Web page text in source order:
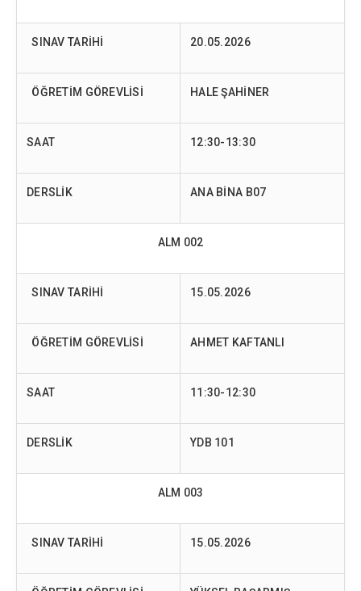
SINAV TARİHİ 20.05.2026
ÖĞRETİM GÖREVLİSİ HALE ŞAHİNER
SAAT 12:30-13:30
DERSLİK ANA BİNA B07
ALM 002
SINAV TARİHİ 15.05.2026
ÖĞRETİM GÖREVLİSİ AHMET KAFTANLI
SAAT 11:30-12:30
DERSLİK YDB 101
ALM 003
SINAV TARİHİ 15.05.2026